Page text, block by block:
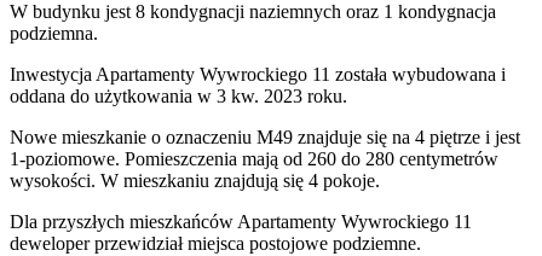
W budynku jest 8 kondygnacji naziemnych oraz 1 kondygnacja
podziemna.
Inwestycja Apartamenty Wywrockiego 11 została wybudowana i
oddana do użytkowania w 3 kw. 2023 roku.
Nowe mieszkanie o oznaczeniu M49 znajduje się na 4 piętrze i jest
1-poziomowe. Pomieszczenia mają od 260 do 280 centymetrów
wysokości. W mieszkaniu znajdują się 4 pokoje.
Dla przyszłych mieszkańców Apartamenty Wywrockiego 11
deweloper przewidziałmiejsca postojowe podziemne.